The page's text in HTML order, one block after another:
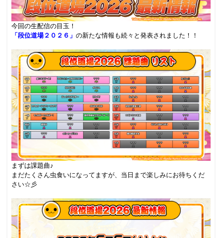
今回の生配信の目玉！
「段位道場２０２６」の新たな情報も続々と発表されました！！
まずは課題曲♪
まだたくさん虫食いになってますが、当日まで楽しみにお待ちくだ
さい☆彡